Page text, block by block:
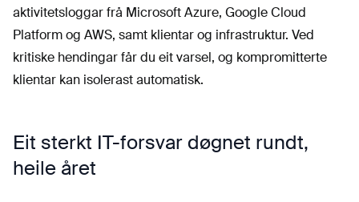
aktivitetsloggar frå Microsoft Azure, Google Cloud
Platform og AWS, samt klientar og infrastruktur. Ved
kritiske hendingar får du eit varsel, og kompromitterte
klientar kan isolerast automatisk.
Eit sterkt IT-forsvar døgnet rundt,
heile året